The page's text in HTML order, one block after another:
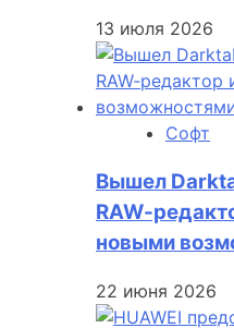
13 июля 2026
Софт
Вышел
новыми
22 июня 2026